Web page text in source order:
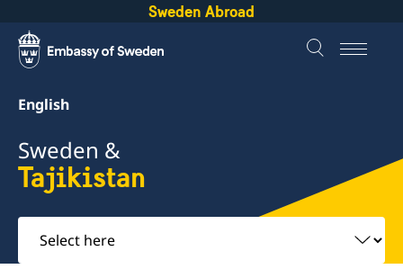
Sweden Abroad
English
Sweden &
Tajikistan
Select
here